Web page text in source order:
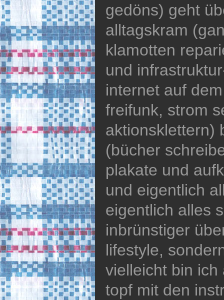
gedöns) geht
alltagskram
klamotten
und
internet auf
freifunk, strom
aktionsklettern)
(bücher
plakate und
und eigentlich
eigentlich alles
inbrünstiger
lifestyle,
vielleicht bin
topf mit den